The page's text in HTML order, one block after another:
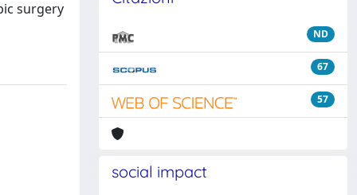
surgery
ND
67
57
social impact